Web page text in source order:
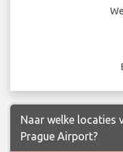
Naar welke locaties
Prague Airport?